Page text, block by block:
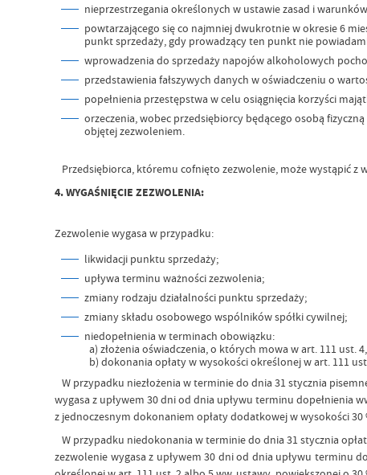
nieprzestrzegania określonych w ustawie zasad i
powtarzającego się co najmniej dwukrotnie w okresie 6
punkt sprzedaży, gdy prowadzący ten punkt nie
wprowadzenia do sprzedaży napojów alkoholowych
przedstawienia fałszywych danych w oświadczeniu o
popełnienia przestępstwa w celu osiągnięcia korzyści
orzeczenia, wobec przedsiębiorcy będącego osobą
objętej zezwoleniem.
Przedsiębiorca, któremu cofnięto zezwolenie, może wystąpić z
4. WYGAŚNIĘCIE ZEZWOLENIA:
Zezwolenie wygasa w przypadku:
likwidacji punktu sprzedaży;
upływa terminu ważności zezwolenia;
zmiany rodzaju działalności punktu sprzedaży;
zmiany składu osobowego wspólników spółki cywilnej;
niedopełnienia w terminach obowiązku:
a) złożenia oświadczenia, o których mowa w art. 111 ust.
b) dokonania opłaty w wysokości określonej w art. 111
W przypadku niezłożenia w terminie do dnia 31 stycznia
wygasa z upływem 30 dni od dnia upływu terminu dopełnienia
z jednoczesnym dokonaniem opłaty dodatkowej w wysokości
W przypadku niedokonania w terminie do dnia 31 stycznia
zezwolenie wygasa z upływem 30 dni od dnia upływu terminu